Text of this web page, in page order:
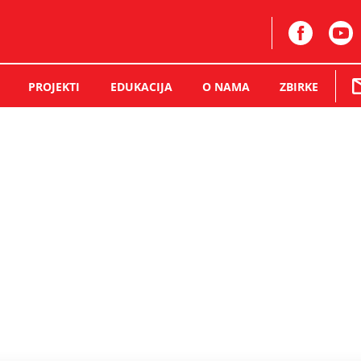
PROJEKTI EDUKACIJA O NAMA ZBIRKE